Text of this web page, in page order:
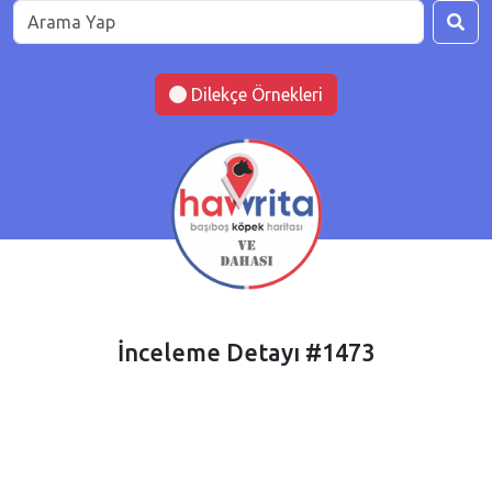
Dilekçe Örnekleri
İnceleme Detayı #1473